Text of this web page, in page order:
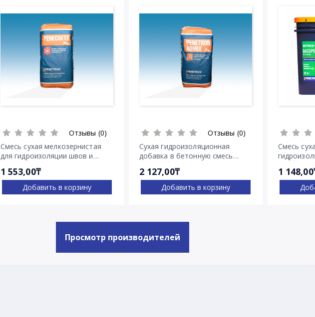
Отзывы (0)
Смесь сухая мелкозернистая
для гидроизоляции швов и
1 553,00₸
Добавить в корзину
Отзывы (0)
Сухая гидроизоляционная
добавка в бетонную смесь
2 127,00₸
Добавить в корзину
Смесь
Ватерплаг
1
Просмотр производителей